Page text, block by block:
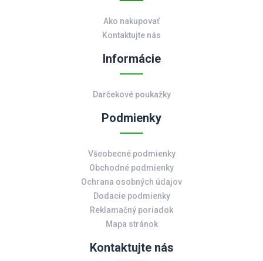
Ako nakupovať
Kontaktujte nás
Informácie
Darčekové poukažky
Podmienky
Všeobecné podmienky
Obchodné podmienky
Ochrana osobných údajov
Dodacie podmienky
Reklamačný poriadok
Mapa stránok
Kontaktujte nás